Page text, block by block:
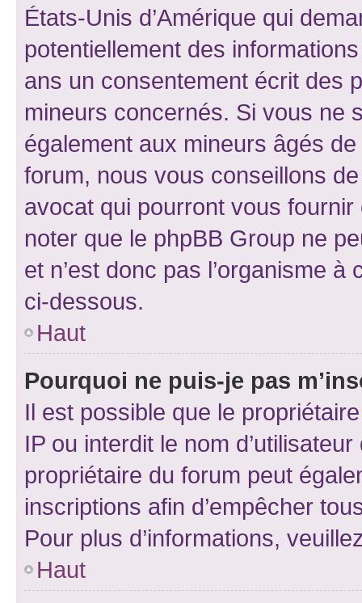
États-Unis d’Amérique qui
potentiellement des
ans un consentement écrit des
mineurs concernés. Si vous ne
également aux mineurs âgés
forum, nous vous conseillons
avocat qui pourront vous
noter que le phpBB Group ne
et n’est donc pas l’organisme
ci-dessous.
Haut
Pourquoi ne puis-je pas
Il est possible que le
IP ou interdit le nom
propriétaire du forum peut
inscriptions afin d’empêcher
Pour plus d’informations,
Haut